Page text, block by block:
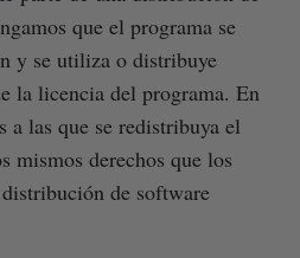
que el programa se
y se utiliza o distribuye
la licencia del programa. En
a las que se redistribuya el
mismos derechos que los
de software